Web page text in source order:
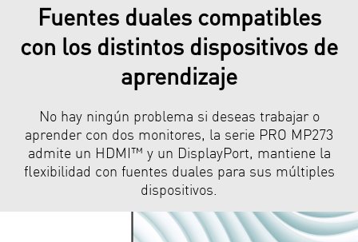
Fuentes duales compatibles
con los distintos dispositivos de
aprendizaje
No hay ningún problema si deseas trabajar o
aprender con dos monitores, la serie PRO MP273
admite un HDMI™ y un DisplayPort, mantiene la
flexibilidad con fuentes duales para sus múltiples
dispositivos.